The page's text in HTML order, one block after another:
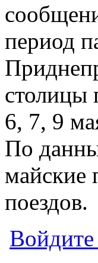
период
столицы
6, 7, 9
По
майские
поездов.
Войдите